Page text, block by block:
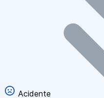
Acidente